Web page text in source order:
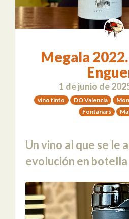
Megala
1 de junio de
vino tinto DO Valencia
Fontanars
Un vino al que se le
evolución en botella